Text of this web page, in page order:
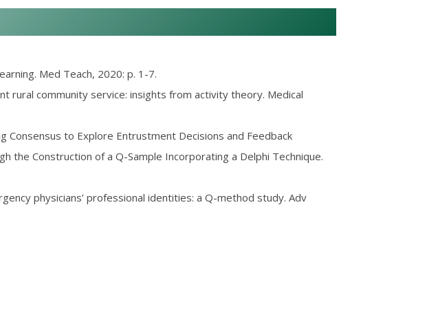
Med Teach, 2020: p. 1-7.
rural community service: insights from activity theory. Medical
Consensus to Explore Entrustment Decisions and Feedback
the Construction of a Q-Sample Incorporating a Delphi Technique.
physicians’ professional identities: a Q-method study. Adv